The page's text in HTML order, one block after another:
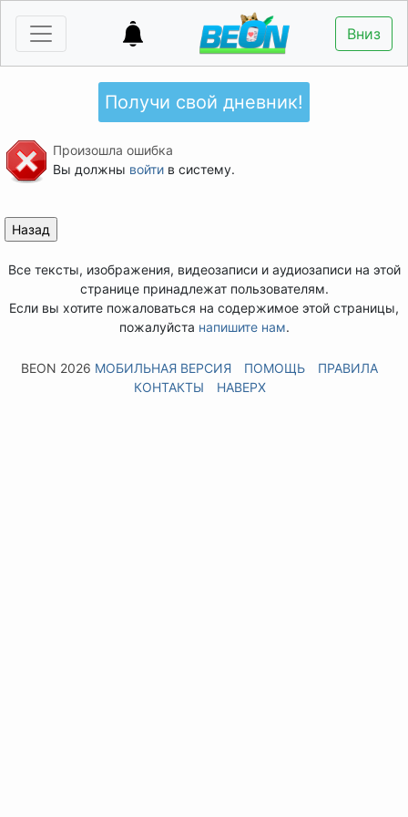
Вниз
Получи свой дневник!
Произошла ошибка
Вы должны войтив систему.
Все тексты, изображения, видеозаписи и аудиозаписи на этой
странице принадлежат пользователям.
Если вы хотите пожаловаться на содержимое этой страницы,
пожалуйста напишите нам.
BEON 2026 МОБИЛЬНАЯ ВЕРСИЯ ПОМОЩЬ
ПРАВИЛА
КОНТАКТЫ
НАВЕРХ